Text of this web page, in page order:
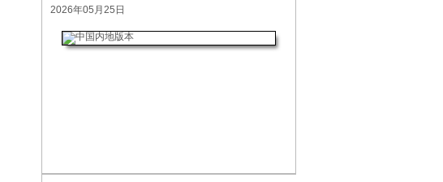
2026年05月25日